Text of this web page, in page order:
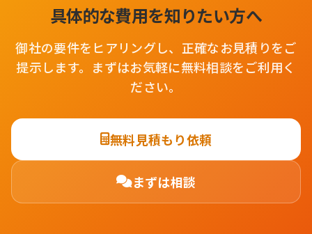
具体的な費用を知りたい方へ
御社の要件をヒアリングし、正確なお見積りをご
提示します。まずはお気軽に無料相談をご利用く
ださい。
無料見積もり依頼
まずは相談